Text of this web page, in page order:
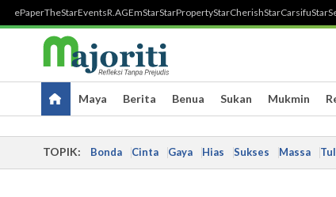
ePaperTheStarEventsR.AGEmStarStarPropertyStarCherishStarCarsifu
Maya Berita Benua Sukan Mukmin
TOPIK: Bonda Cinta Gaya Hias Sukses Massa